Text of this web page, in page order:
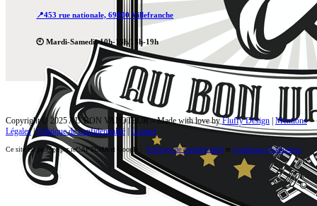
📍453 rue nationale, 69400 Villefranche
🕙 Mardi-Samedi: 10h-13h/14h-19h
Copyright © 2025 AU BON VAPOTEUR – Made with love byFluffy Design | Mentions
Légales|Politique de confidentialité | Contact
Ce site est protégé par reCAPTCHA et Google : Politique de confidentialité et Conditions d’utilisation